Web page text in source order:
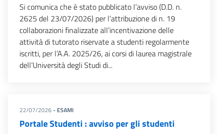
Si comunica che è stato pubblicato l’avviso (D.D. n.
2625 del 23/07/2026) per l’attribuzione di n. 19
collaborazioni finalizzate all’incentivazione delle
attività di tutorato riservate a studenti regolarmente
iscritti, per l’A.A. 2025/26, ai corsi di laurea magistrale
dell’Università degli Studi di...
22/07/2026 - ESAMI
Portale Studenti : avviso per gli studenti